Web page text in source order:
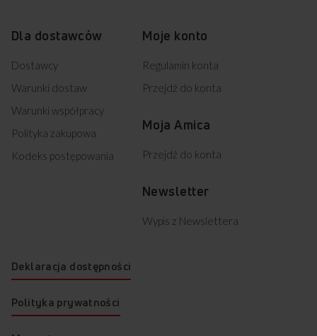
Dla dostawców
Dostawcy
Warunki dostaw
Warunki współpracy
Polityka zakupowa
Kodeks postępowania
Moje konto
Regulamin konta
Przejdź do konta
Moja Amica
Przejdź do konta
Newsletter
Wypis z Newslettera
Deklaracja dostępności
Polityka prywatności